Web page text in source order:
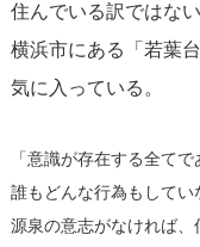
住んでいる訳ではない
横浜市にある「若葉
気に入っている。
「意識が存在する全てで
誰もどんな行為もしてい
源泉の意志がなければ、